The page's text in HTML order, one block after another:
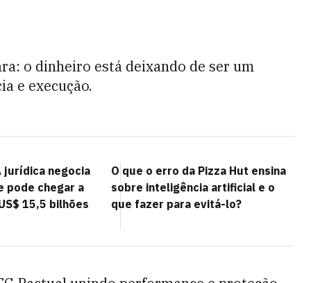
o dinheiro está deixando de ser um
e execução.
jurídica negocia
pode chegar a
15,5 bilhões
O que o erro da Pizza Hut ensina
sobre inteligência artificial e o
que fazer para evitá-lo?